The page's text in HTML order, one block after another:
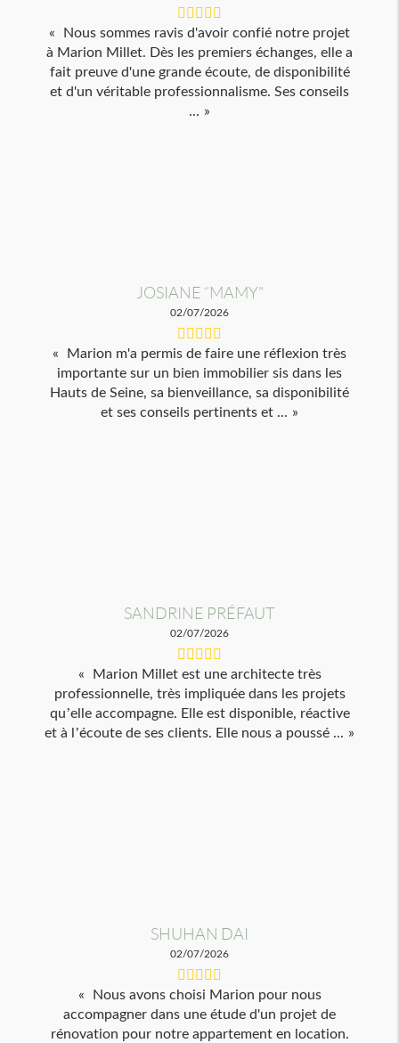
Nous sommes ravis d'avoir confié notre projet
à Marion Millet. Dès les premiers échanges, elle a
fait preuve d'une grande écoute, de disponibilité
et d'un véritable professionnalisme. Ses conseils
...
JOSIANE “MAMY”
02/07/2026
Marion m'a permis de faire une réflexion très
importante sur un bien immobilier sis dans les
Hauts de Seine, sa bienveillance, sa disponibilité
et ses conseils pertinents et ...
SANDRINE PRÉFAUT
02/07/2026
Marion Millet est une architecte très
professionnelle, très impliquée dans les projets
qu’elle accompagne. Elle est disponible, réactive
et à l’écoute de ses clients. Elle nous a poussé ...
SHUHAN DAI
02/07/2026
Nous avons choisi Marion pour nous
accompagner dans une étude d'un projet de
rénovation pour notre appartement en location.